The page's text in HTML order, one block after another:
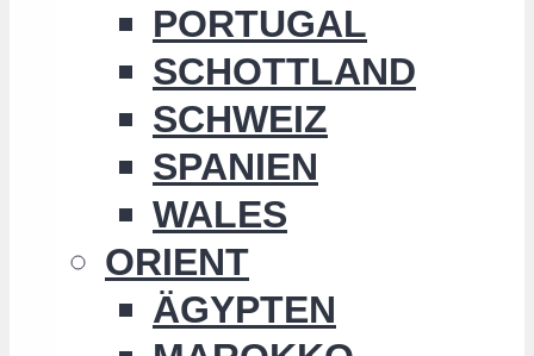
PORTUGAL
SCHOTTLAND
SCHWEIZ
SPANIEN
WALES
ORIENT
ÄGYPTEN